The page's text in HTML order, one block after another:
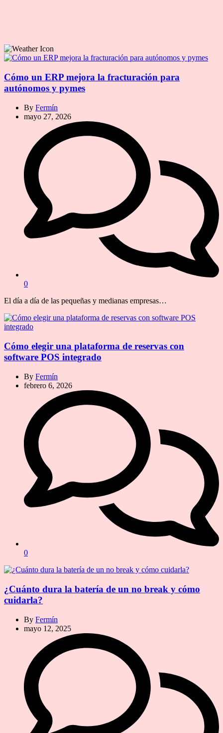
Cómo un ERP mejora la fracturación para
autónomos y pymes
By Fermín
mayo 27, 2026
0
El día a día de las pequeñas y medianas empresas…
Cómo elegir una plataforma de reservas con
software POS integrado
By Fermín
febrero 6, 2026
0
¿Cuánto dura la batería de un no break y cómo
cuidarla?
By Fermín
mayo 12, 2025